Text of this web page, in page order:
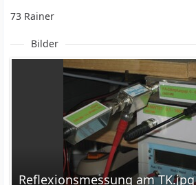
73 Rainer
Bilder
Reflexionsmessung am TK.jpg